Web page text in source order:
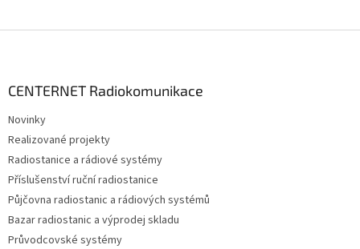
CENTERNET Radiokomunikace
Novinky
Realizované projekty
Radiostanice a rádiové systémy
Příslušenství ruční radiostanice
Půjčovna radiostanic a rádiových systémů
Bazar radiostanic a výprodej skladu
Průvodcovské systémy